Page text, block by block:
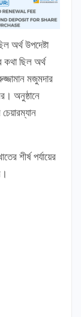
অর্থ উপদেষ্টা
কথা ছিল অর্থ
মজুমদার
অনুষ্ঠানে
শীর্ষ পর্যায়ের